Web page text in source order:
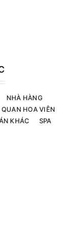
NHÀ HÀNG
HOA VIÊN
KHÁC
SPA